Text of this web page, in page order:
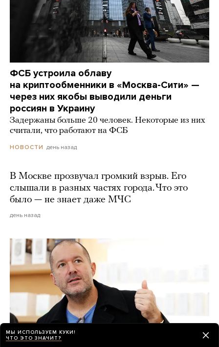
ФСБ устроила облаву
на криптообменники в «Москва-Сити» —
через них якобы выводили деньги
россиян в Украину
Задержаны больше 20 человек. Некоторые из них
считали, что работают на ФСБ
НОВОСТИ день назад
В Москве прозвучал громкий взрыв. Его
слышали в разных частях города. Что это
было — не знает даже МЧС
день назад
МЫ ИСПОЛЬЗУЕМ КУКИ!
ЧТО ЭТО ЗНАЧИТ?